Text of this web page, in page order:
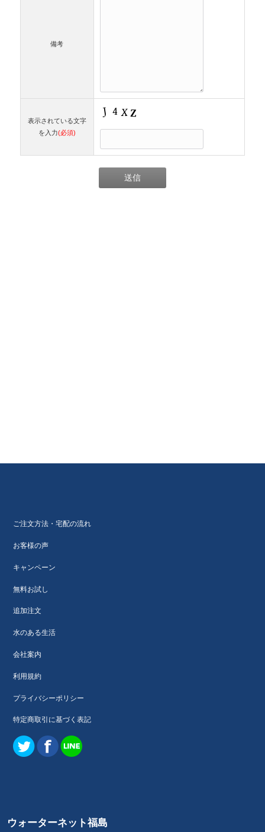
備考
表示されている文字
を入力(必須)
ご注文方法・宅配の流れ
お客様の声
キャンペーン
無料お試し
追加注文
水のある生活
会社案内
利用規約
プライバシーポリシー
特定商取引に基づく表記
ウォーターネット福島